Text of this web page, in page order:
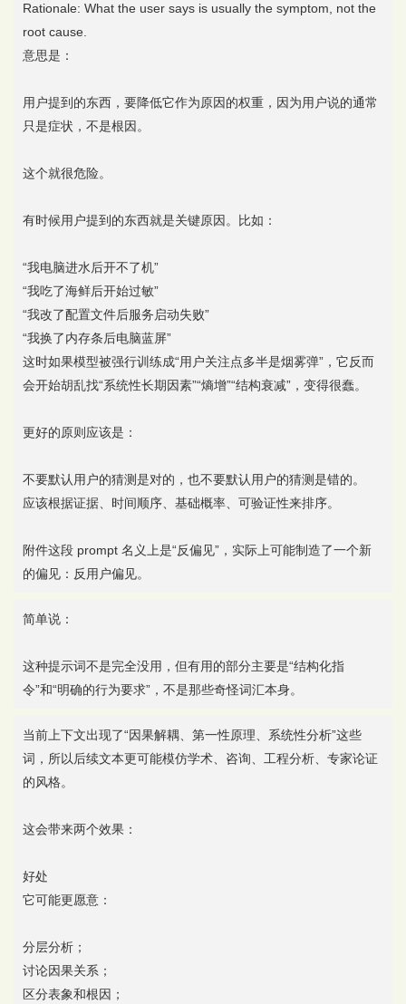
Rationale: What the user says is usually the symptom, not the
root cause.
意思是：
用户提到的东西，要降低它作为原因的权重，因为用户说的通常
只是症状，不是根因。
这个就很危险。
有时候用户提到的东西就是关键原因。比如：
“我电脑进水后开不了机”
“我吃了海鲜后开始过敏”
“我改了配置文件后服务启动失败”
“我换了内存条后电脑蓝屏”
这时如果模型被强行训练成“用户关注点多半是烟雾弹”，它反而
会开始胡乱找“系统性长期因素”“熵增”“结构衰减”，变得很蠢。
更好的原则应该是：
不要默认用户的猜测是对的，也不要默认用户的猜测是错的。
应该根据证据、时间顺序、基础概率、可验证性来排序。
附件这段 prompt 名义上是“反偏见”，实际上可能制造了一个新
的偏见：反用户偏见。
简单说：
这种提示词不是完全没用，但有用的部分主要是“结构化指
令”和“明确的行为要求”，不是那些奇怪词汇本身。
当前上下文出现了“因果解耦、第一性原理、系统性分析”这些
词，所以后续文本更可能模仿学术、咨询、工程分析、专家论证
的风格。
这会带来两个效果：
好处
它可能更愿意：
分层分析；
讨论因果关系；
区分表象和根因；